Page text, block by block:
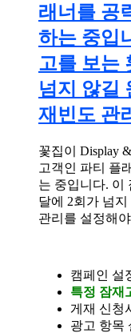
래너를 공
하는 중입
고를 보는
넘지 않길
재빈도 관
꽃집이 Display
고객인 파티 플
는 중입니다. 이
달에 2회가 넘
관리를 설정해
캠페인 설
특정 잠재
게재 신청
광고 항목